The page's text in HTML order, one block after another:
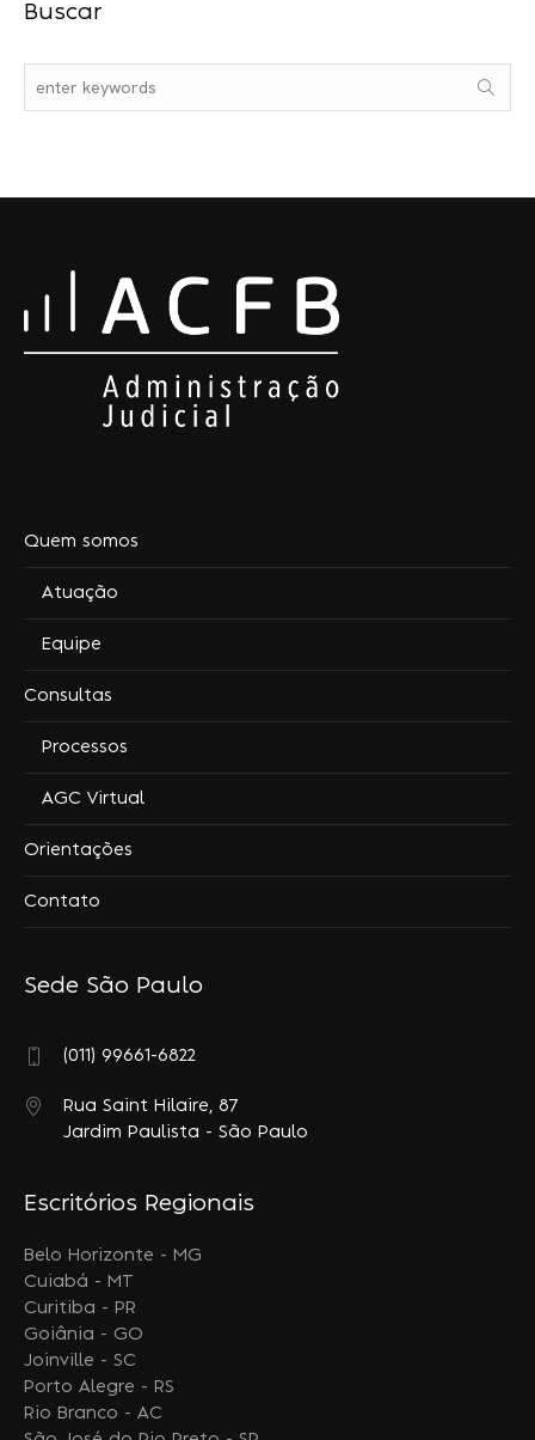
Buscar
Quem somos
Atuação
Equipe
Consultas
Processos
AGC Virtual
Orientações
Contato
Sede São Paulo
(011) 99661-6822
Rua Saint Hilaire, 87
Jardim Paulista - São Paulo
Escritórios Regionais
Belo Horizonte - MG
Cuiabá - MT
Curitiba - PR
Goiânia - GO
Joinville - SC
Porto Alegre - RS
Rio Branco - AC